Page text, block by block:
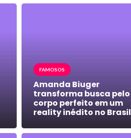
FAMOSOS
Amanda Biuger
transforma busca pelo
corpo perfeito em um
reality inédito no Brasil